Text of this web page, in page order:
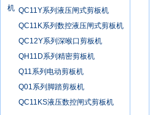
机 QC11Y系列液压闸式剪板机
QC11K系列数控液压闸式剪板机
QC12Y系列深喉口剪板机
QH11D系列精密剪板机
Q11系列电动剪板机
Q01系列脚踏剪板机
QC11KS液压数控闸式剪板机